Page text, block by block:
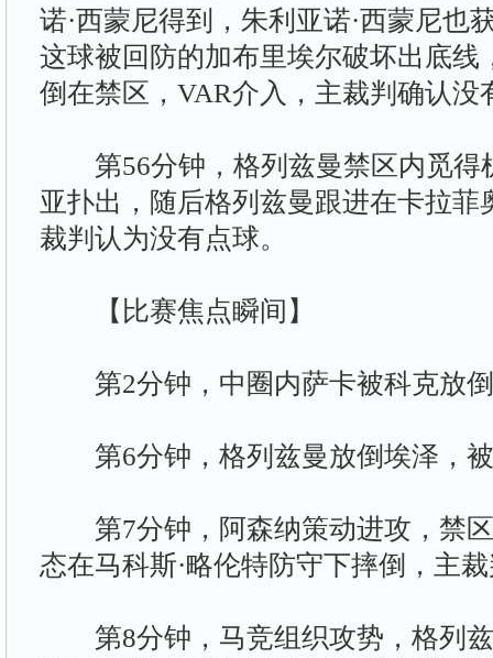
诺·西蒙尼得到，朱利亚诺·西蒙尼也
这球被回防的加布里埃尔破坏出底线
倒在禁区，VAR介入，主裁判确认没
第56分钟，格列兹曼禁区内觅得
亚扑出，随后格列兹曼跟进在卡拉菲
裁判认为没有点球。
【比赛焦点瞬间】
第2分钟，中圈内萨卡被科克放
第6分钟，格列兹曼放倒埃泽，被
第7分钟，阿森纳策动进攻，禁区
态在马科斯·略伦特防守下摔倒，主
第8分钟，马竞组织攻势，格列兹